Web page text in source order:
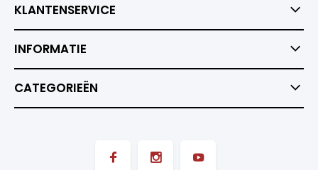
KLANTENSERVICE
INFORMATIE
CATEGORIEËN